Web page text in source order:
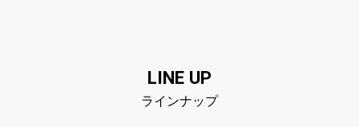
LINE UP
ラインナップ